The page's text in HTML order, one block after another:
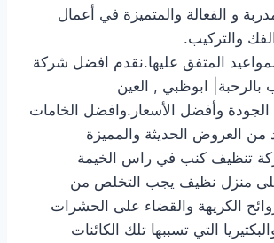
و الفعالة والمتميزة في أعمال
والتركيب.
المتفق عليها.نقدم افضل شركة
ابوظبي , العين
الجودة وأفضل الأسعار.وافضل الخامات
من العروض الحديثة والمميزة
تنظيف كنب في راس الخيمة
منزل نظيف يجب التخلص من
الكريهة والقضاء على الحشرات
التي تسببها تلك الكائنات